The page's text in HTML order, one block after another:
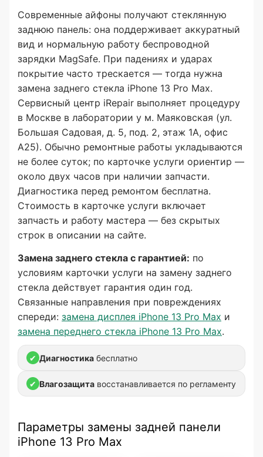
Современные айфоны получают стеклянную
заднюю панель: она поддерживает аккуратный
вид и нормальную работу беспроводной
зарядки MagSafe. При падениях и ударах
покрытие часто трескается — тогда нужна
замена заднего стекла iPhone 13 Pro Max.
Сервисный центр iRepair выполняет процедуру
в Москве в лаборатории у м. Маяковская (ул.
Большая Садовая, д. 5, под. 2, этаж 1А, офис
А25). Обычно ремонтные работы укладываются
не более суток; по карточке услуги ориентир —
около двух часов при наличии запчасти.
Диагностика перед ремонтом бесплатна.
Стоимость в карточке услуги включает
запчасть и работу мастера — без скрытых
строк в описании на сайте.
Замена заднего стекла с гарантией: по
условиям карточки услуги на замену заднего
стекла действует гарантия один год.
Связанные направления при повреждениях
спереди: замена дисплея iPhone 13 Pro Max и
замена переднего стекла iPhone 13 Pro Max.
✔ Диагностика бесплатно
✔ Влагозащита восстанавливается по регламенту
Параметры замены задней панели
iPhone 13 Pro Max